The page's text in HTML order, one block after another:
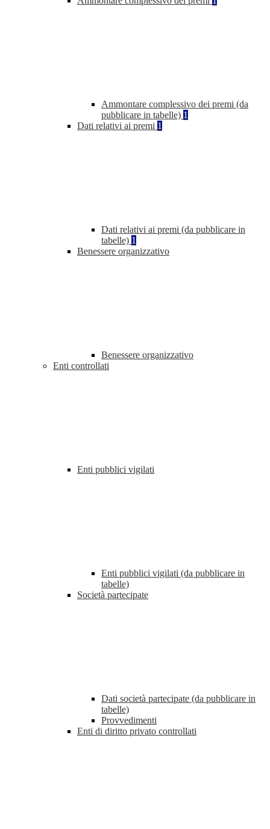
Ammontare complessivo dei premi (da
pubblicare in tabelle) 1
Dati relativi ai premi 1
Dati relativi ai premi (da pubblicare in
tabelle) 1
Benessere organizzativo
Benessere organizzativo
Enti controllati
Enti pubblici vigilati
Enti pubblici vigilati (da pubblicare in
tabelle)
Società partecipate
Dati società partecipate (da pubblicare in
tabelle)
Provvedimenti
Enti di diritto privato controllati